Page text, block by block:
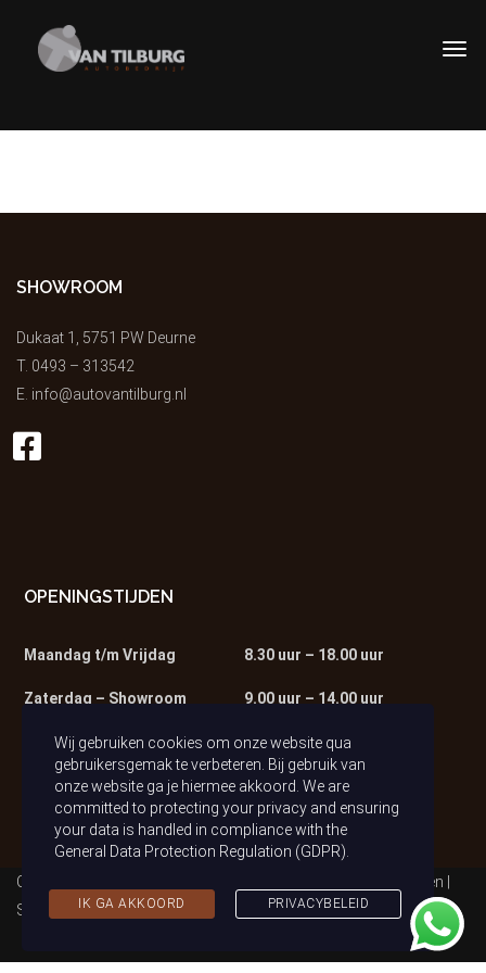
SHOWROOM
Dukaat 1, 5751 PW Deurne
T. 0493 – 313542
E. info@autovantilburg.nl
OPENINGSTIJDEN
Maandag t/m Vrijdag 8.30 uur – 18.00 uur
Zaterdag – Showroom 9.00 uur – 14.00 uur
Zaterdag – Werkplaats 9.00 uur – 13.00 uur
Copyright © 2021 Auto van Tilburg | Alle rechten voorbehouden |
Sitemap
|Privacybeleid (AVG) | Realisatie & Onderhoud: 2BeFresh
Wij gebruiken cookies om onze website qua
gebruikersgemak te verbeteren. Bij gebruik van
onze website ga je hiermee akkoord. We are
committed to protecting your privacy and ensuring
your data is handled in compliance with the
General Data Protection Regulation (GDPR)
IK GA AKKOORD PRIVACYBELEID